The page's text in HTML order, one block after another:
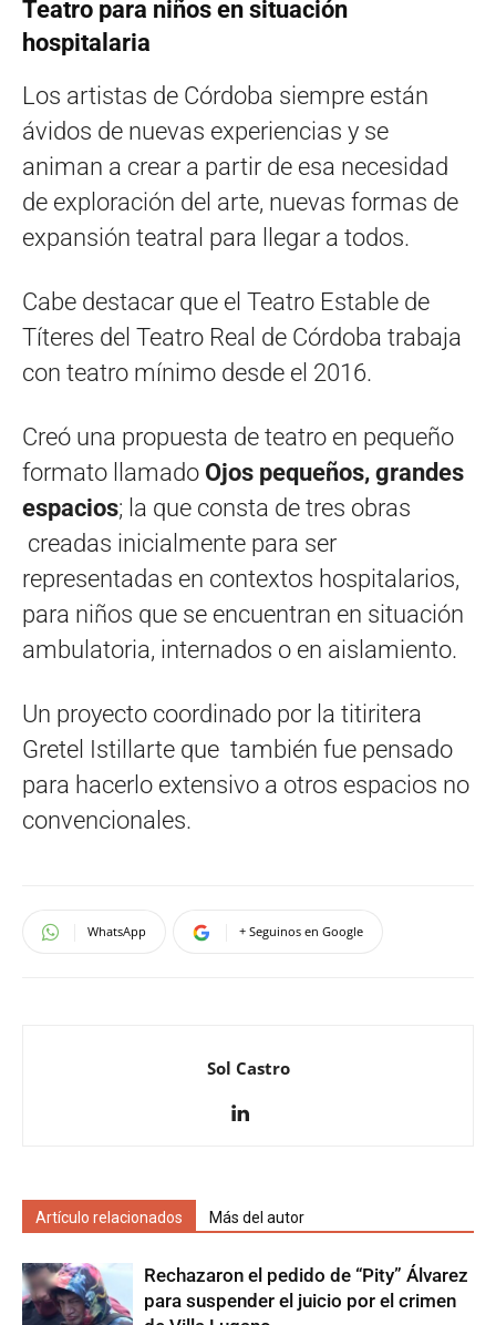
Teatro para niños en situación
hospitalaria
Los artistas de Córdoba siempre están
ávidos de nuevas experiencias y se
animan a crear a partir de esa necesidad
de exploración del arte, nuevas formas de
expansión teatral para llegar a todos.
Cabe destacar que el Teatro Estable de
Títeres del Teatro Real de Córdoba trabaja
con teatro mínimo desde el 2016.
Creó una propuesta de teatro en pequeño
formato llamado Ojos pequeños, grandes
espacios; la que consta de tres obras
creadas inicialmente para ser
representadas en contextos hospitalarios,
para niños que se encuentran en situación
ambulatoria, internados o en aislamiento.
Un proyecto coordinado por la titiritera
Gretel Istillarte que también fue pensado
para hacerlo extensivo a otros espacios no
convencionales.
WhatsApp + Seguinos en Google
Sol Castro
Artículo relacionados Más del autor
Rechazaron el pedido de “Pity” Álvarez
para suspender el juicio por el crimen